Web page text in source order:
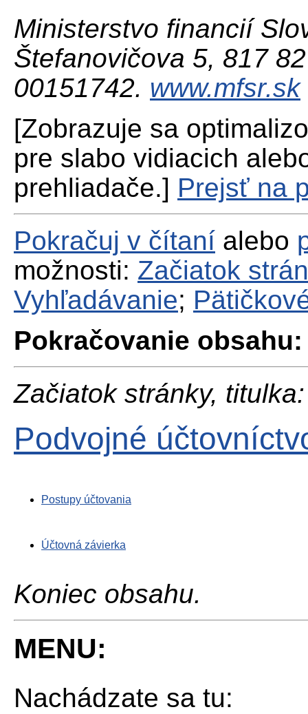
Ministerstvo financií
Štefanovičova 5, 817
00151742. www.mfsr.sk
[Zobrazuje sa
pre slabo vidiacich
prehliadače.] Prejsť na
Pokračuj v čítaní alebo
možnosti: Začiatok
Vyhľadávanie;
Pokračovanie obsahu:
Začiatok stránky, titulka:
Podvojné
Postupy účtovania
Účtovná závierka
Koniec obsahu.
MENU:
Nachádzate sa tu: